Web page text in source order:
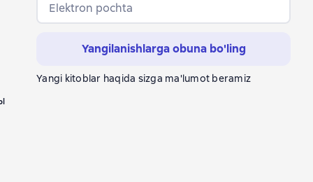
Elektron pochta
Yangilanishlarga obuna bo'ling
Yangi kitoblar haqida sizga ma'lumot beramiz